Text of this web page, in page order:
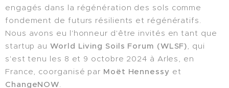
engagés dans la régénération des sols comme
fondement de futurs résilients et régénératifs.
Nous avons eu l'honneur d'être invités en tant que
startup auWorld Living Soils Forum (WLSF) , qui
s'est tenu les 8 et 9 octobre 2024 à Arles, en
France, coorganisé par Moët Hennessy et
ChangeNOW